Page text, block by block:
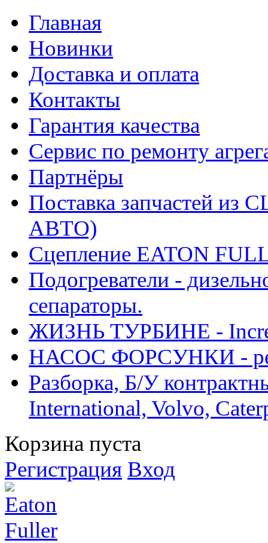
Главная
Новинки
Доставка и оплата
Контакты
Гарантия качества
Сервис по ремонту
Партнёры
Поставка запчастей
АВТО)
Сцепление EATON
Подогреватели -
сепараторы.
ЖИЗНЬ ТУРБИНЕ -
НАСОС ФОРСУНКИ -
Разборка, Б/У
International, Volvo,
Корзина пуста
Регистрация Вход